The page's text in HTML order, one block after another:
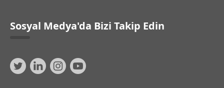
Sosyal Medya'da Bizi Takip Edin